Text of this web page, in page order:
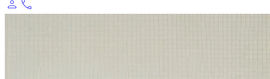
person phone